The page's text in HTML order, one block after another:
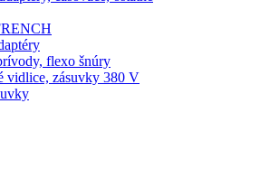
flexo šnúry
vidlice, zásuvky 380 V